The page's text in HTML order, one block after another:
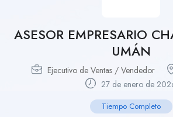
ASESOR EMPRESARIO
UMÁN
Ejecutivo de Ventas / Vendedor
27 de enero de
Tiempo Completo